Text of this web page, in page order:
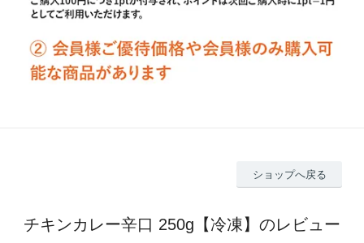
ショップへ戻る
チキンカレー辛口 250g【冷凍】のレビュー